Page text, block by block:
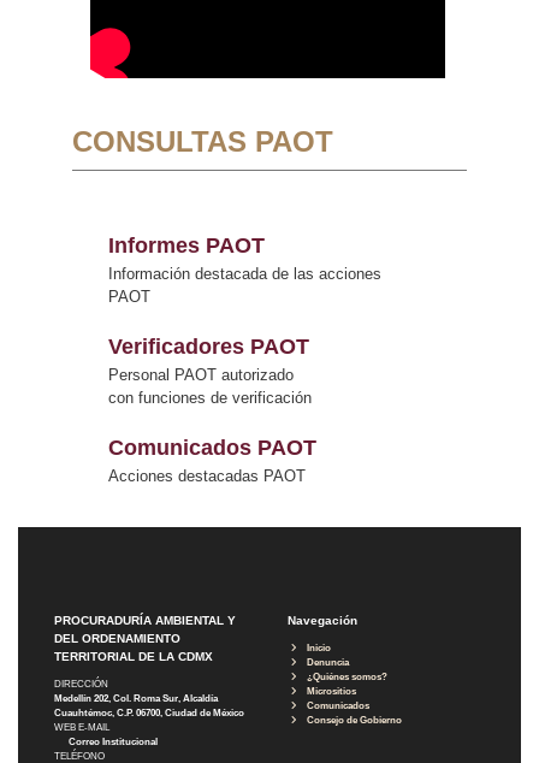
CONSULTAS PAOT
Informes PAOT
Información destacada de las acciones
PAOT
Verificadores PAOT
Personal PAOT autorizado
con funciones de verificación
Comunicados PAOT
Acciones destacadas PAOT
PROCURADURÍA AMBIENTAL Y
DEL ORDENAMIENTO
TERRITORIAL DE LA CDMX
DIRECCIÓN
Medellín 202, Col. Roma Sur, Alcaldía
Cuauhtémoc, C.P. 06700, Ciudad de México
WEB E-MAIL
Correo Institucional
TELÉFONO
Navegación
Inicio
Denuncia
¿Quiénes somos?
Micrositios
Comunicados
Consejo de Gobierno